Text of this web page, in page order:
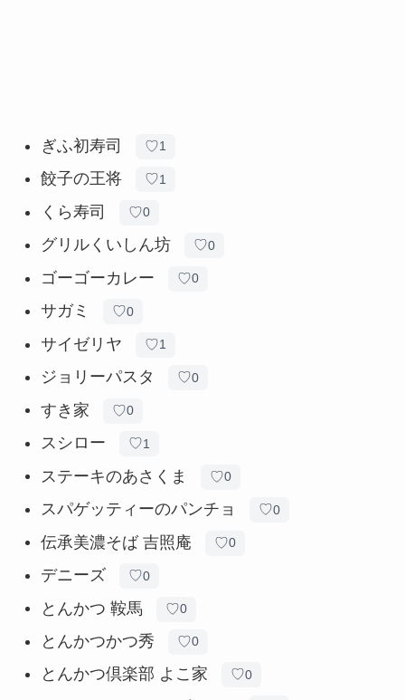
ぎふ初寿司 ♡1
餃子の王将 ♡1
くら寿司 ♡0
グリルくいしん坊 ♡0
ゴーゴーカレー ♡0
サガミ ♡0
サイゼリヤ ♡1
ジョリーパスタ ♡0
すき家 ♡0
スシロー ♡1
ステーキのあさくま ♡0
スパゲッティーのパンチョ ♡0
伝承美濃そば 吉照庵 ♡0
デニーズ ♡0
とんかつ 鞍馬 ♡0
とんかつかつ秀 ♡0
とんかつ倶楽部 よこ家 ♡0